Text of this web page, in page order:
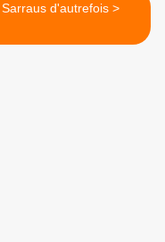
Sarraus d'autrefois >